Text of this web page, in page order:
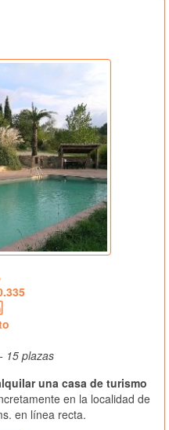
15 plazas
una casa de turismo
en la localidad de
en línea recta.